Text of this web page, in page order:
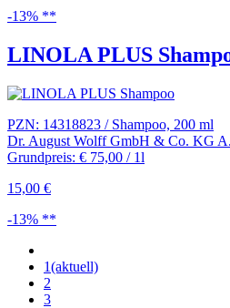
-13% **
LINOLA PLUS
PZN: 14318823 / Shampoo, 200 ml
Dr. August Wolff GmbH & Co. KG
Grundpreis: € 75,00 / 1l
15,00 €
-13% **
1(aktuell)
2
3